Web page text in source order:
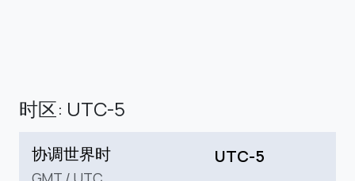
时区: UTC-5
协调世界时 UTC-5